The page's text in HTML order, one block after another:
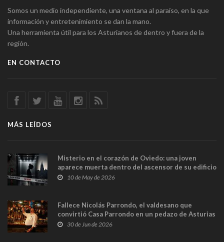
Somos un medio independiente, una ventana al paraíso, en la que
información y entretenimiento se dan la mano.
Una herramienta útil para los Asturianos de dentro y fuera de la
región.
EN CONTACTO
MÁS LEÍDOS
Misterio en el corazón de Oviedo: una joven
aparece muerta dentro del ascensor de su edificio
y las cámaras captan sus últimos minutos
10 de May de 2026
Fallece Nicolás Parrondo, el valdesano que
convirtió Casa Parrondo en un pedazo de Asturias
en Madrid
30 de Jun de 2026